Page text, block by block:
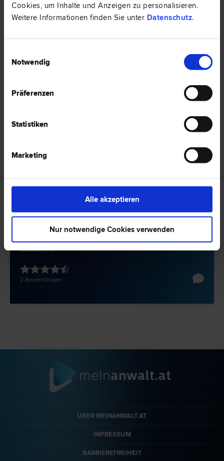
Cookies, um Inhalte und Anzeigen zu personalisieren.
Weitere Informationen finden Sie unter Datenschutz.
Notwendig
Präferenzen
Statistiken
Marketing
Alle akzeptieren
Nur notwendige Cookies verwenden
Französisch in Kirchbach
Mag. Mariella HACKL
Gewährleistungs­recht | Vertrags­recht | Scheidungs­recht | Straf­
8082 Kirchbach
Kirchbach 5
2 Bewertungen
ÜBER MEINANWALT.AT
IMPRESSUM
BARRIEREFREIHEIT